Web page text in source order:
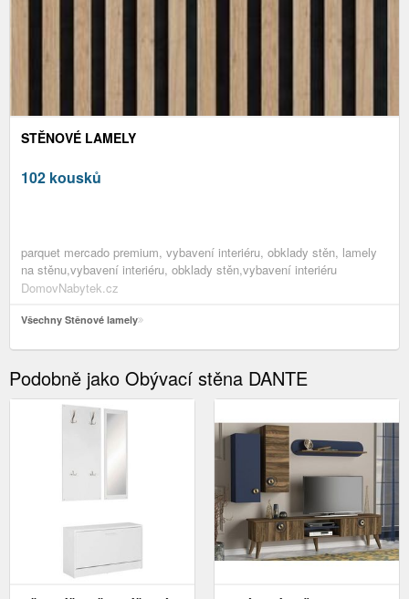
STĚNOVÉ LAMELY
102 kousků
parquet mercado premium, vybavení interiéru, obklady stěn, lamely
na stěnu,vybavení interiéru, obklady stěn,vybavení interiéru
DomovNabytek.cz
Všechny Stěnové lamely
Podobně jako Obývací stěna DANTE